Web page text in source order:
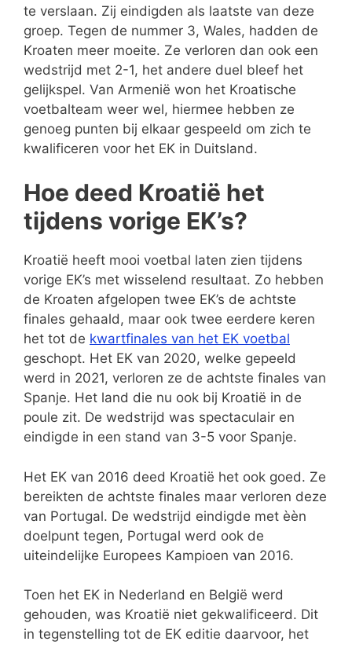
te verslaan. Zij eindigden als laatste van deze
groep. Tegen de nummer 3, Wales, hadden de
Kroaten meer moeite. Ze verloren dan ook een
wedstrijd met 2-1, het andere duel bleef het
gelijkspel. Van Armenië won het Kroatische
voetbalteam weer wel, hiermee hebben ze
genoeg punten bij elkaar gespeeld om zich te
kwalificeren voor het EK in Duitsland.
Hoe deed Kroatië het
tijdens vorige EK’s?
Kroatië heeft mooi voetbal laten zien tijdens
vorige EK’s met wisselend resultaat. Zo hebben
de Kroaten afgelopen twee EK’s de achtste
finales gehaald, maar ook twee eerdere keren
het tot de kwartfinales van het EK voetbal
geschopt. Het EK van 2020, welke gepeeld
werd in 2021, verloren ze de achtste finales van
Spanje. Het land die nu ook bij Kroatië in de
poule zit. De wedstrijd was spectaculair en
eindigde in een stand van 3-5 voor Spanje.
Het EK van 2016 deed Kroatië het ook goed. Ze
bereikten de achtste finales maar verloren deze
van Portugal. De wedstrijd eindigde met èèn
doelpunt tegen, Portugal werd ook de
uiteindelijke Europees Kampioen van 2016.
Toen het EK in Nederland en België werd
gehouden, was Kroatië niet gekwalificeerd. Dit
in tegenstelling tot de EK editie daarvoor, het